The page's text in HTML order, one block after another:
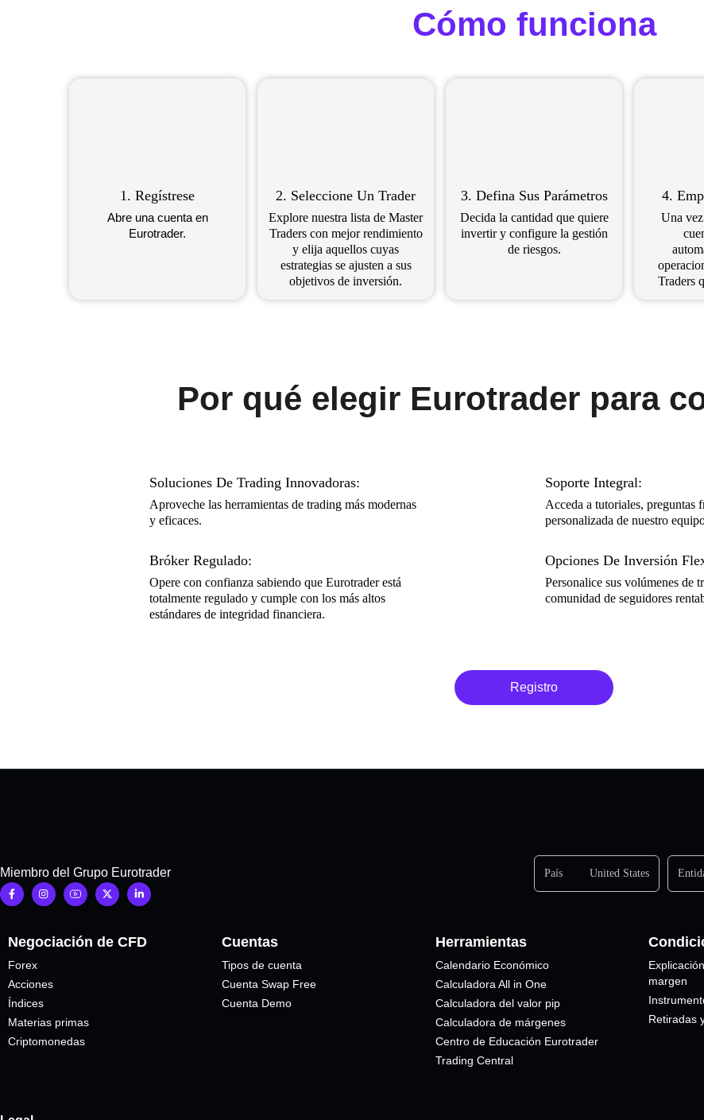
Cómo funciona
1. Regístrese
Abre una cuenta en
Eurotrader.
2. Seleccione Un Trader
Explore nuestra lista de Master
Traders con mejor rendimiento
y elija aquellos cuyas
estrategias se ajusten a sus
objetivos de inversión.
3. Defina Sus Parámetros
Decida la cantidad que quiere
invertir y configure la gestión
de riesgos.
4.
Una
Traders
Por qué elegir Eurotrader para
Soluciones De Trading Innovadoras:
Aproveche las herramientas de trading más modernas
y eficaces.
Bróker Regulado:
Opere con confianza sabiendo que Eurotrader está
totalmente regulado y cumple con los más altos
estándares de integridad financiera.
Soporte Integral:
Acceda a tutoriales, preguntas
personalizada de nuestro
Opciones De Inversión
Personalice sus volúmenes de
comunidad de seguidores
Registro
Miembro del Grupo Eurotrader País United States
Negociación de CFD
Forex
Acciones
Índices
Materias primas
Criptomonedas
Cuentas
Tipos de cuenta
Cuenta Swap Free
Cuenta Demo
Herramientas
Calendario Económico
Calculadora All in One
Calculadora del valor pip
Calculadora de márgenes
Centro de Educación Eurotrader
Trading Central
margen
Retiradas